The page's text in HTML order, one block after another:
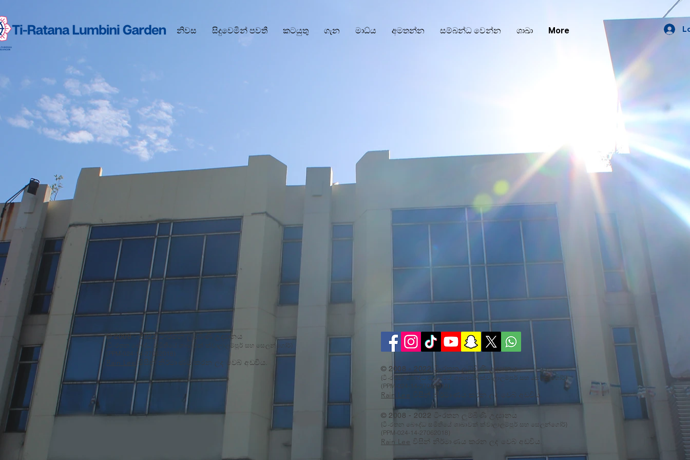
නිවස සිදුවෙමින් පවතී කටයුතු ගැන මාධ්ය අමතන්න සම්බන්ධ වෙන්න ශාඛා More
© 2008 - 2022 ටි-රතන ලුම්බිණි උද්‍යානය
(ටි-රතන බෞද්ධ සමිතියේ ශාඛාවක් ක්වාලාලම්පූර් සහ සෙලන්ගෝර්)
(PPM-024-14-27062018)
Rain Lee විසින් නිර්මාණය කරන ලද වෙබ් අඩවිය.
© 2008 - 2022 ටි-රතන ලුම්බිණි උද්‍යානය
(ටි-රතන බෞද්ධ සමිතියේ ශාඛාවක් ක්වාලාලම්පූර් සහ සෙලන්ගෝර්)
(PPM-024-14-27062018)
Rain Lee විසින් නිර්මාණය කරන ලද වෙබ් අඩවිය.
© 2008 - 2022 ටි-රතන ලුම්බිණි උද්‍යානය
(ටි-රතන බෞද්ධ සමිතියේ ශාඛාවක් ක්වාලාලම්පූර් සහ සෙලන්ගෝර්)
(PPM-024-14-27062018)
Rain Lee විසින් නිර්මාණය කරන ලද වෙබ් අඩවිය.